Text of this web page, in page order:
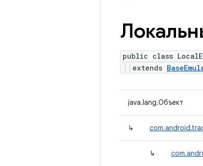
public class
extends
java.lang.Объект
↳
↳